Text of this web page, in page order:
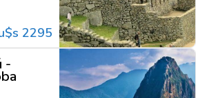
2295
-